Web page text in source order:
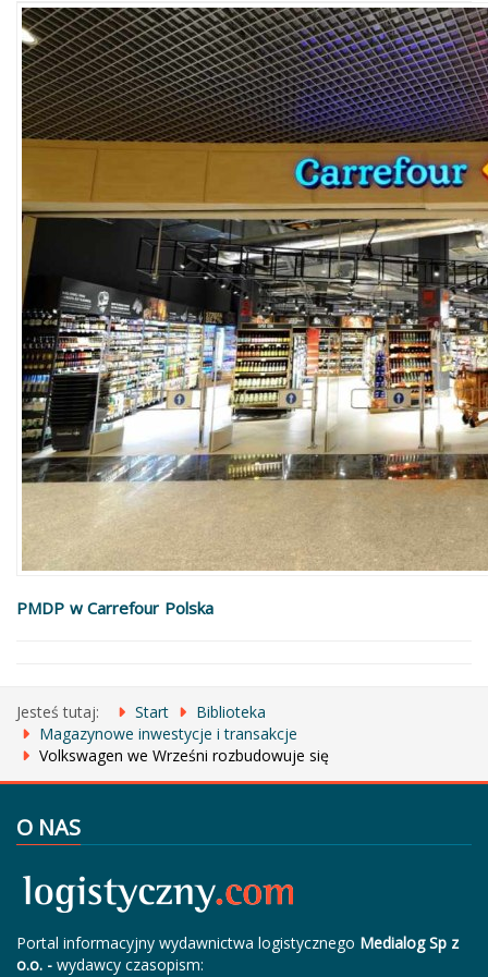
PMDP w Carrefour Polska
Jesteś tutaj: Start
Biblioteka
Magazynowe inwestycje i transakcje
Volkswagen we Wrześni rozbudowuje się
O NAS
Portal informacyjny wydawnictwa logistycznego Medialog Sp z
o.o. - wydawcy czasopism: